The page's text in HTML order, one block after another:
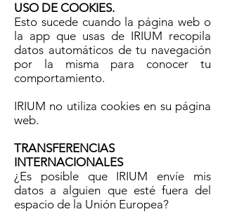
USO DE COOKIES.
Esto sucede cuando la página web o
la app que usas de IRIUM recopila
datos automáticos de tu navegación
por la misma para conocer tu
comportamiento.
IRIUM no utiliza cookies en su página
web.
TRANSFERENCIAS
INTERNACIONALES
¿Es posible que IRIUM envíe mis
datos a alguien que esté fuera del
espacio de la Unión Europea?